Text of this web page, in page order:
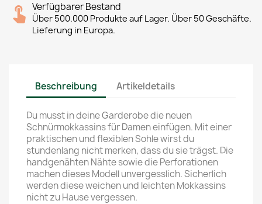
Verfügbarer Bestand
Über 500.000 Produkte auf Lager. Über 50 Geschäfte.
Lieferung in Europa.
Beschreibung Artikeldetails
Du musst in deine Garderobe die neuen
Schnürmokkassins für Damen einfügen. Mit einer
praktischen und flexiblen Sohle wirst du
stundenlang nicht merken, dass du sie trägst. Die
handgenähten Nähte sowie die Perforationen
machen dieses Modell unvergesslich. Sicherlich
werden diese weichen und leichten Mokkassins
nicht zu Hause vergessen.